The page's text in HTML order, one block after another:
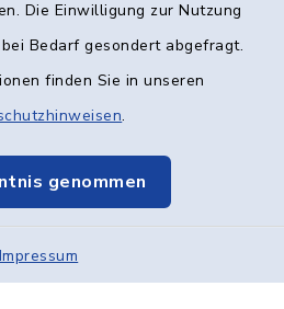
Die Einwilligung zur Nutzung
Bedarf gesondert abgefragt.
finden Sie in unseren
.
genommen
Impressum
Kommunikation